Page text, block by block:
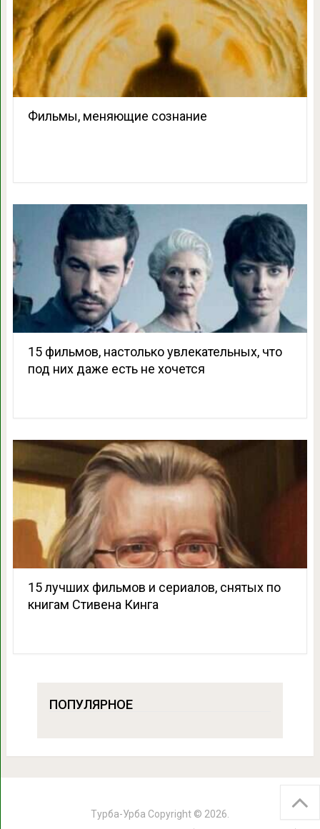
Фильмы, меняющие сознание
15 фильмов, настолько увлекательных, что
под них даже есть не хочется
15 лучших фильмов и сериалов, снятых по
книгам Стивена Кинга
ПОПУЛЯРНОЕ
Турба-Урба Copyright © 2026.